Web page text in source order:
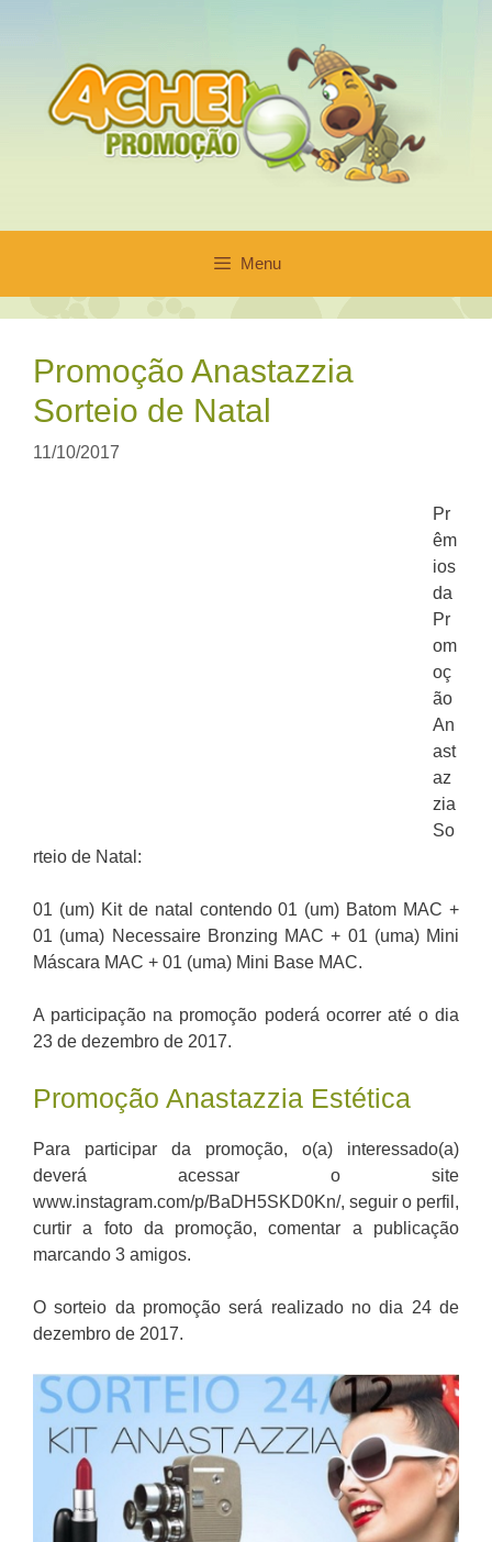
conteúdo
Menu
Promoção Anastazzia
Sorteio de Natal
11/10/2017
Pr
êm
ios
da
Pr
om
oç
ão
An
ast
az
zia
So
rteio de Natal:
01 (um) Kit de natal contendo 01 (um) Batom MAC +
01 (uma) Necessaire Bronzing MAC + 01 (uma) Mini
Máscara MAC + 01 (uma) Mini Base MAC.
A participação na promoção poderá ocorrer até o dia
23 de dezembro de 2017.
Promoção Anastazzia Estética
Para participar da promoção, o(a) interessado(a)
deverá acessar o site
www.instagram.com/p/BaDH5SKD0Kn/, seguir o perfil,
curtir a foto da promoção, comentar a publicação
marcando 3 amigos.
O sorteio da promoção será realizado no dia 24 de
dezembro de 2017.